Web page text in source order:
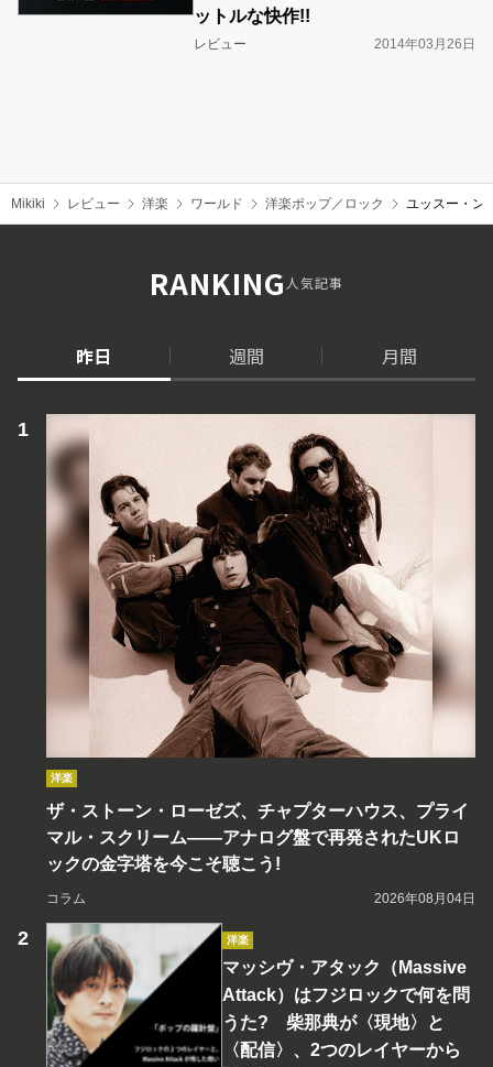
ットルな快作!!
レビュー 2014年03月26日
Mikiki レビュー 洋楽 ワールド 洋楽ポップ／ロック ユッスー・ン
RANKING人気記事
昨日 週間 月間
洋楽
ザ・ストーン・ローゼズ、チャプターハウス、プライ
マル・スクリーム――アナログ盤で再発されたUKロ
ックの金字塔を今こそ聴こう!
コラム 2026年08月04日
洋楽
マッシヴ・アタック（Massive
Attack）はフジロックで何を問
うた? 柴那典が〈現地〉と
〈配信〉、2つのレイヤーから